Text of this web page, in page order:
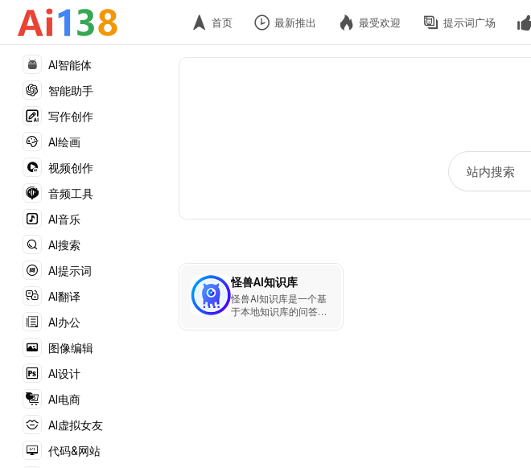
AI智能体
智能助手
写作创作
AI绘画
视频创作
音频工具
AI音乐
AI搜索
AI提示词
AI翻译
AI办公
图像编辑
AI设计
AI电商
AI虚拟女友
代码&网站
首页 最新推出 最受欢迎 提示词广场
怪兽AI知识库
怪兽AI知识库是一个基
于本地知识库的问答系